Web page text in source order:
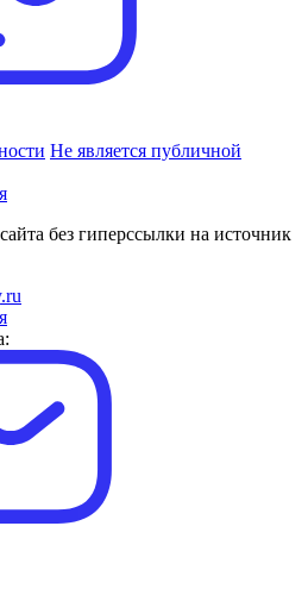
Не является публичной
без гиперссылки на источник